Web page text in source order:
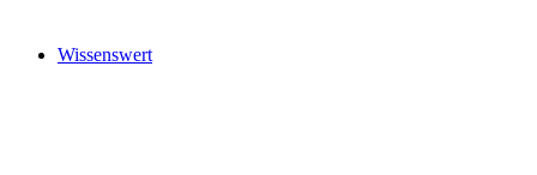
Wissenswert